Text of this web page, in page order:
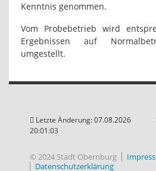
Kenntnis genommen.
Vom Probebetrieb wird
Ergebnissen auf
umgestellt.
Letzte Änderung: 07.08.2026
20:01:03
© 2024 Stadt Obernburg
Datenschutzerklärung